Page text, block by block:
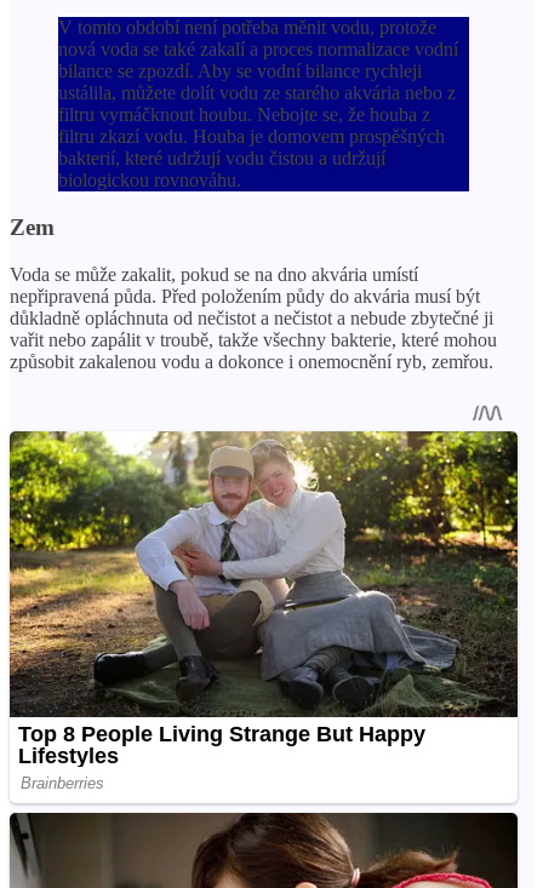
V tomto období není potřeba měnit vodu, protože
nová voda se také zakalí a proces normalizace vodní
bilance se zpozdí. Aby se vodní bilance rychleji
ustálila, můžete dolít vodu ze starého akvária nebo z
filtru vymáčknout houbu. Nebojte se, že houba z
filtru zkazí vodu. Houba je domovem prospěšných
bakterií, které udržují vodu čistou a udržují
biologickou rovnováhu.
Zem
Voda se může zakalit, pokud se na dno akvária umístí
nepřipravená půda. Před položením půdy do akvária musí být
důkladně opláchnuta od nečistot a nečistot a nebude zbytečné ji
vařit nebo zapálit v troubě, takže všechny bakterie, které mohou
způsobit zakalenou vodu a dokonce i onemocnění ryb, zemřou.